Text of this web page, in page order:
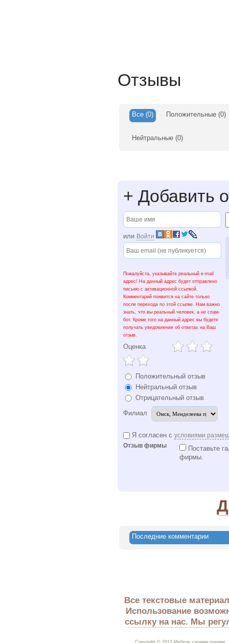
Отзывы
Все (0) Положительные(0)
Нейтральные(0)
+ Добавить
или Войти
Пожалуйста, указывайте реальный e-mail
адрес! На данный адрес будет отправлено
письмо с активационной ссылкой.
Комментарий появится на сайте только
после перехода по этой ссылке. Нам важно
знать, что вы реальный человек, а не спам-
бот. Кроме того на данный адрес вы будете
получать уведомления об ответах на Ваш
отзыв.
Оценка
Положительный отзыв
Нейтральный отзыв
Отрицательный отзыв
Филиал
Я согласен с условиями
Отзыв фирмы
Поставьте
фирмы.
Последние комментарии
Все текстовые
Использование
ссылку на нас. Мы
Copyright © 2013 Мебель своими руками